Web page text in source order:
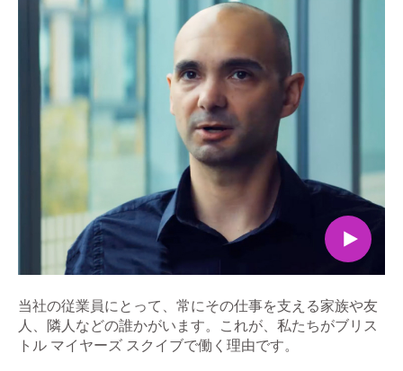
当社の従業員にとって、常にその仕事を支える家族や友
人、隣人などの誰かがいます。これが、私たちがブリス
トル マイヤーズ スクイブで働く理由です。